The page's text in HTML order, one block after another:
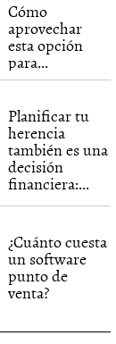
Cómo
aprovechar
esta opción
para...
Planificar tu
herencia
también es una
decisión
financiera:...
¿Cuánto cuesta
un software
punto de
venta?